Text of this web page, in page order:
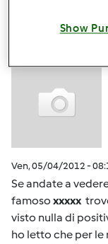
Ven, 05/04/2012 -
Se andate a
famoso xxxxx
visto nulla di
ho letto che per le
Show